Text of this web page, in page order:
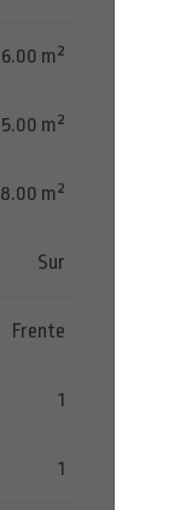
6.00 m²
5.00 m²
m²
Sur
Frente
1
1